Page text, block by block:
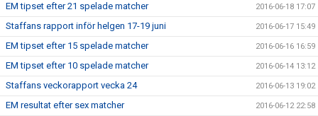
EM tipset efter 21 spelade matcher 2016-06-18 17:07
Staffans rapport inför helgen 17-19 juni 2016-06-17 15:49
EM tipset efter 15 spelade matcher 2016-06-16 16:59
EM tipset efter 10 spelade matcher 2016-06-14 13:12
Staffans veckorapport vecka 24 2016-06-13 19:02
EM resultat efter sex matcher 2016-06-12 22:58